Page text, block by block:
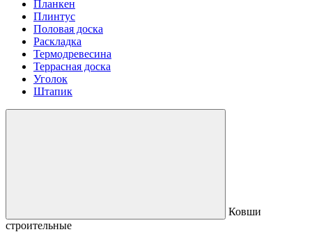
Планкен
Плинтус
Половая доска
Раскладка
Термодревесина
Террасная доска
Уголок
Штапик
Ковши
строительные